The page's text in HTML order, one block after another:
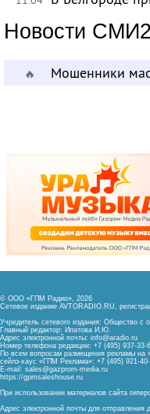
Новости СМИ2
🔥 Мошенники
© ООО «ГПМ Радио», 2026
Сетевое издание AVTORADIO.RU,
Учредитель сетевого издания: Общество с
Главный редактор: Ипатова И.Ю.
Адрес электронной почты: info@aradio.ru
Номер телефона редакции: +7 (495) 937-33-
По всем вопросам размещения рекламы на
сейлз-хаус «ГПМ Реклама»: +7 (495) 921-
E-mail: sales@gazprom-media.ru
https://gpmsaleshouse.ru
При использовании материалов сайта
Адрес электронной почты для